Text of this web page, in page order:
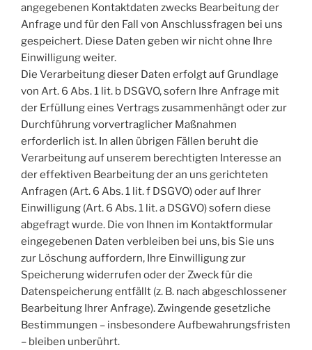
angegebenen Kontaktdaten zwecks Bearbeitung der
Anfrage und für den Fall von Anschlussfragen bei uns
gespeichert. Diese Daten geben wir nicht ohne Ihre
Einwilligung weiter.
Die Verarbeitung dieser Daten erfolgt auf Grundlage
von Art. 6 Abs. 1 lit. b DSGVO, sofern Ihre Anfrage mit
der Erfüllung eines Vertrags zusammenhängt oder zur
Durchführung vorvertraglicher Maßnahmen
erforderlich ist. In allen übrigen Fällen beruht die
Verarbeitung auf unserem berechtigten Interesse an
der effektiven Bearbeitung der an uns gerichteten
Anfragen (Art. 6 Abs. 1 lit. f DSGVO) oder auf Ihrer
Einwilligung (Art. 6 Abs. 1 lit. a DSGVO) sofern diese
abgefragt wurde. Die von Ihnen im Kontaktformular
eingegebenen Daten verbleiben bei uns, bis Sie uns
zur Löschung auffordern, Ihre Einwilligung zur
Speicherung widerrufen oder der Zweck für die
Datenspeicherung entfällt (z. B. nach abgeschlossener
Bearbeitung Ihrer Anfrage). Zwingende gesetzliche
Bestimmungen – insbesondere Aufbewahrungsfristen
– bleiben unberührt.